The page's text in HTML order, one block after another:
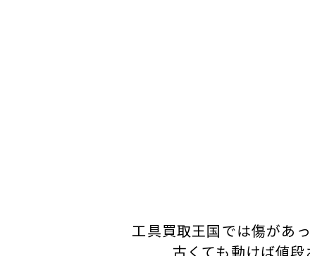
工具買取王国では傷があ
古くても動けば値